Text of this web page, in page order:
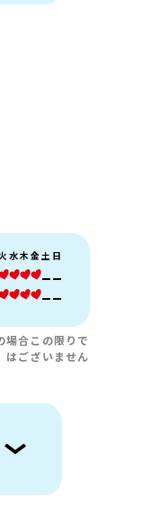
水木 金土 日
場合この限りで
はございません